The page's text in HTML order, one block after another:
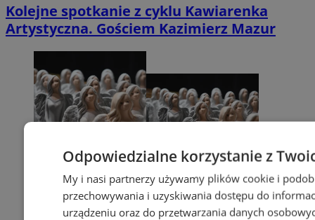
Kolejne spotkanie z cyklu Kawiarenka
Artystyczna. Gościem Kazimierz Mazur
Odpowiedzialne korzystanie z
My i nasi partnerzy używamy plików cookie i
przechowywania i uzyskiwania dostępu do
urządzeniu oraz do przetwarzania danych